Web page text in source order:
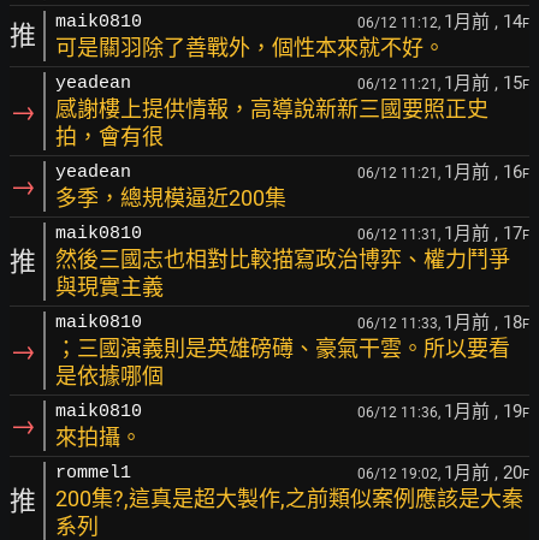
推 maik0810 06/12 11:12, 1月前 , 14F
可是關羽除了善戰外，個性本來就不好。
→
yeadean 06/12 11:21, 1月前 , 15F
感謝樓上提供情報，高導說新新三國要照正史
拍，會有很
→ yeadean 06/12 11:21, 1月前 , 16F
多季，總規模逼近200集
推
maik0810 06/12 11:31, 1月前 , 17F
然後三國志也相對比較描寫政治博弈、權力鬥爭
與現實主義
→
maik0810 06/12 11:33, 1月前 , 18F
；三國演義則是英雄磅礡、豪氣干雲。所以要看
是依據哪個
→ maik0810 06/12 11:36, 1月前 , 19F
來拍攝。
推
rommel1 06/12 19:02, 1月前 , 20F
200集?,這真是超大製作,之前類似案例應該是大秦
系列